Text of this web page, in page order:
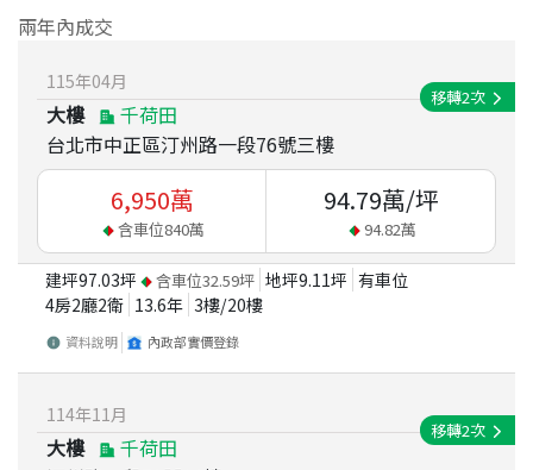
兩年內成交
115年04月
大樓
千荷田
台北市中正區汀州路一段76號三樓
移轉2次
6,950萬
含車位840萬
94.79萬/坪
94.82萬
建坪97.03坪 含車位32.59坪 地坪9.11坪 有車位
4房2廳2衛 13.6年 3樓/20樓
資料說明 內政部實價登錄
114年11 月
大樓
千荷田
移轉2次